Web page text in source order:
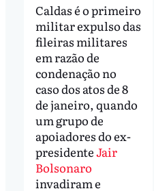
Caldas é o primeiro
militar expulso das
fileiras militares
em razão de
condenação no
caso dos atos de 8
de janeiro, quando
um grupo de
apoiadores do ex-
presidenteJair
Bolsonaro
invadiram e